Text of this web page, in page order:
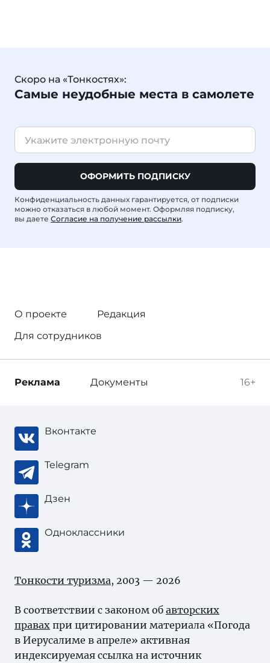
Скоро на «Тонкостях»:
Самые неудобные места в самолете
ОФОРМИТЬ ПОДПИСКУ
Конфиденциальность данных гарантируется, от подписки
можно отказаться в любой момент. Оформляя подписку,
вы даете Согласие на получение рассылки.
О проекте
Редакция
Для сотрудников
16+
Реклама Документы
Вконтакте
Telegram
Дзен
Одноклассники
Тонкости туризма, 2003 — 2026
В соответствии с законом об авторских
правах при цитировании материала «Погода
в Иерусалиме в апреле» активная
индексируемая ссылка на источник